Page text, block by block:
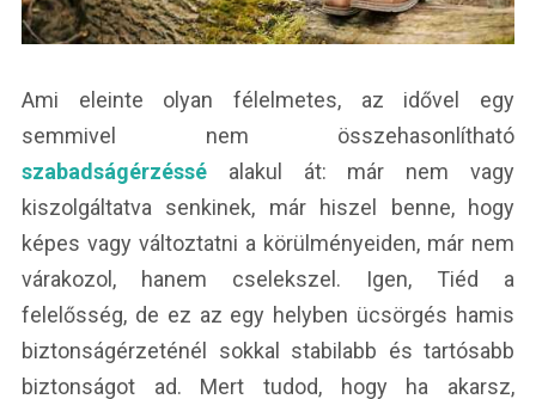
Ami eleinte olyan félelmetes, az idővel egy
semmivel nem összehasonlítható
szabadságérzéssé alakul át: már nem vagy
kiszolgáltatva senkinek, már hiszel benne, hogy
képes vagy változtatni a körülményeiden, már nem
várakozol, hanem cselekszel. Igen, Tiéd a
felelősség, de ez az egy helyben ücsörgés hamis
biztonságérzeténél sokkal stabilabb és tartósabb
biztonságot ad. Mert tudod, hogy ha akarsz,